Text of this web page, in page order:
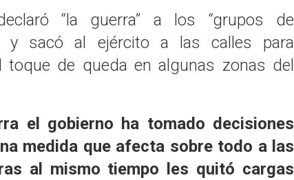
“la guerra” a los “grupos de
y sacó al ejército a las calles para
toque de queda en algunas zonas del
el gobierno ha tomado decisiones
medida que afecta sobre todo a las
al mismo tiempo les quitó cargas